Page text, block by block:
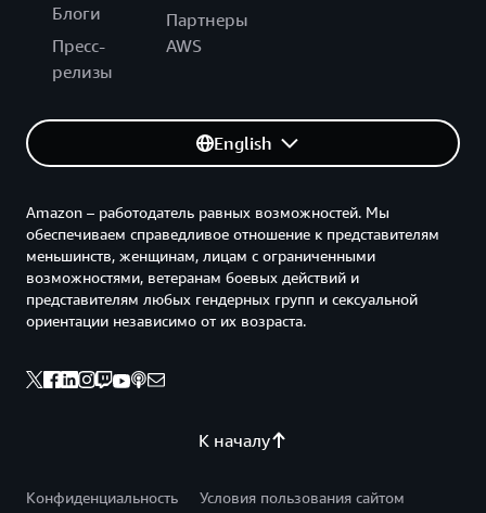
Блоги
Пресс-
релизы
Партнеры
AWS
English
К началу
Amazon – работодатель равных возможностей. Мы
обеспечиваем справедливое отношение к представителям
меньшинств, женщинам, лицам с ограниченными
возможностями, ветеранам боевых действий и
представителям любых гендерных групп и сексуальной
ориентации независимо от их возраста.
Конфиденциальность
Условия пользования сайтом